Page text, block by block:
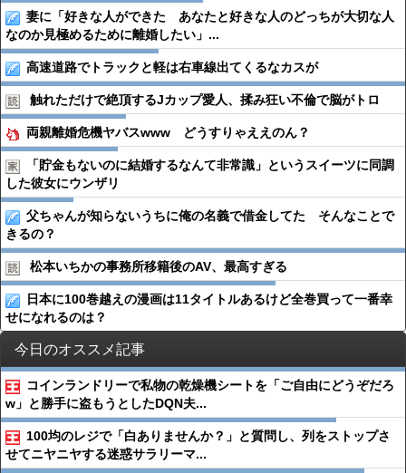
妻に「好きな人ができた あなたと好きな人のどっちが大切な人
なのか見極めるために離婚したい」...
高速道路でトラックと軽は右車線出てくるなカスが
触れただけで絶頂するJカップ愛人、揉み狂い不倫で脳がトロ
両親離婚危機ヤバスwww どうすりゃええのん？
「貯金もないのに結婚するなんて非常識」というスイーツに同調
した彼女にウンザリ
父ちゃんが知らないうちに俺の名義で借金してた そんなことで
きるの？
松本いちかの事務所移籍後のAV、最高すぎる
日本に100巻越えの漫画は11タイトルあるけど全巻買って一番幸
せになれるのは？
今日のオススメ記事
コインランドリーで私物の乾燥機シートを「ご自由にどうぞだろ
w」と勝手に盗もうとしたDQN夫...
100均のレジで「白ありませんか？」と質問し、列をストップさ
せてニヤニヤする迷惑サラリーマ...